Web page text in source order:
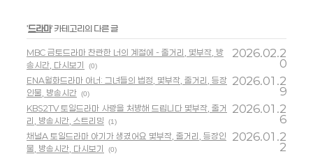
'드라마' 카테고리의 다른 글
MBC 금토드라마 찬란한 너의 계절에 - 줄거리, 몇부작, 방
송시간, 다시보기
(0)
2026.02.2
0
ENA월화드라마 아너: 그녀들의 법정, 몇부작, 줄거리, 등장
인물, 방송시간 (0)
2026.01.2
9
KBS2TV 토일드라마 사랑을 처방해 드립니다 몇부작, 줄거
리, 방송시간, 스트리밍
(1)
2026.01.2
6
채널A 토일드라마 아기가 생겼어요 몇부작, 줄거리, 등장인
물, 방송시간, 다시보기
(0)
2026.01.2
2